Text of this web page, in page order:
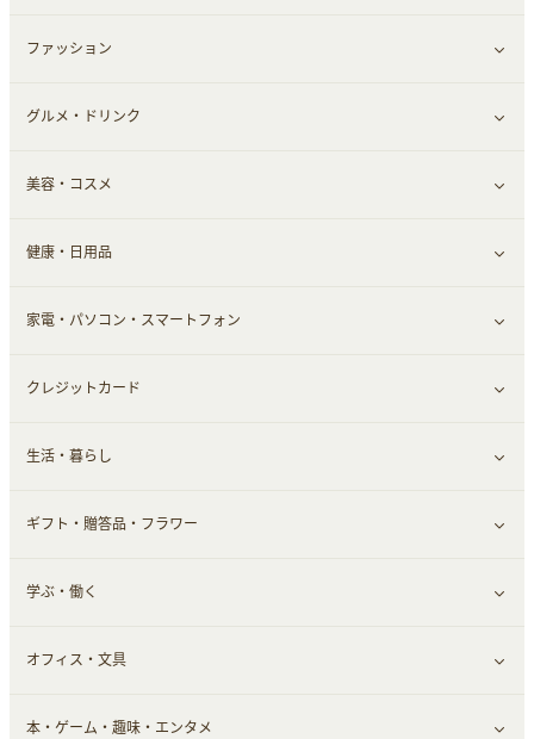
すべて見る
総合通販
デパート・スーパー
ファッション
すべて見る
ファッション
インナー・下着
靴・フットウェア
小物・かばん
スーツ・フォーマル
グルメ・ドリンク
すべて見る
グルメ
ドリンク
お酒
食材宅配
美容・コスメ
すべて見る
スキンケア
メイクアップ
ヘアケア
メンズ美容
美容・ダイエット用品
脱毛用品
美容食品
健康・日用品
すべて見る
健康食品｜青汁・飲料
健康食品｜乳酸菌・ケフィア
健康食品｜その他
スポーツ・フィットネス
日用品・薬局・からだ
家電・パソコン・スマートフォン
すべて見る
家電・パソコン・ソフトウェア
スマホ・携帯電話・SIM
クレジットカード
すべて見る
クレジットカード
生活・暮らし
すべて見る
車情報・カーシェア・レンタル
お役立ち
生活雑貨・家具インテリア
ギフト・贈答品・フラワー
すべて見る
ギフト・贈答品
フラワー
学ぶ・働く
すべて見る
習い事・学習・学校
オフィス・文具
すべて見る
本・ゲーム・趣味・エンタメ